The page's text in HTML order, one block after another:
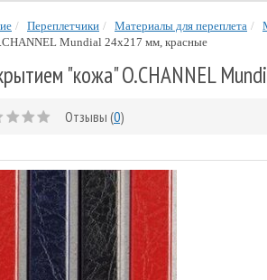
Переплетчики Материалы для переплета
Mundial 24х217 мм, красные
"кожа" O.CHANNEL
Отзывы (0)